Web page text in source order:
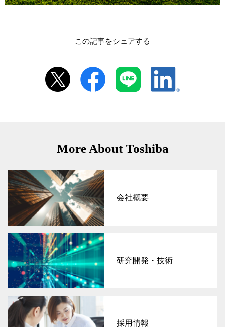
この記事をシェアする
More About Toshiba
会社概要
研究開発・技術
採用情報